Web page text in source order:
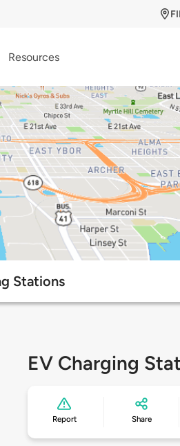
Resources
Stations
EV Charging
Report Share